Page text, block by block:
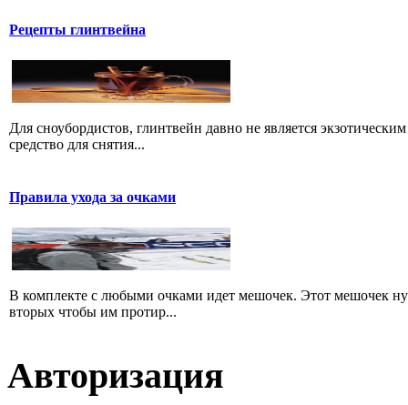
Рецепты глинтвейна
Для сноубордистов, глинтвейн давно не является
средство для снятия...
Правила ухода за очками
В комплекте с любыми очками идет мешочек. Этот мешочек
вторых чтобы им протир...
Авторизация